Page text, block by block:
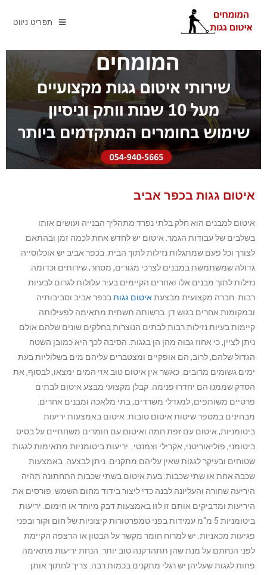
תפריט ניווט
איטום גגות בכפר אביב
איטום למבנים הוא חלק בלתי נפרד מתהליך הבנייה ועושים אותו
בשלבים של עבודות הגמר. איטום יש לחדש אחת לכמה זמן ובהתאם
לצורך וכל פעם שמתגלות נזילות לתוך הבית. בכפר אביב יש אוכלוסייה
גדולה שמשתמשת במבנים לצרכי מגורים, מסחר, שירותים וכדומה.
נזילות לתוך מבנים אלו ואחרים הקיימים בעיר עלולות לגרום לבעיות
רבות. חברה מקצועית מבצעת איטום גגות בכפר אביב וסביבותיה
ובמקומות אחרים בגוש דן. ברשותה תשתית מתאימה לפעילותה.
קיימות בעיות נזילות רבות לבתים הנוצרות בחלקים שונים שלהם אולם
ניתן לציין, כי אחוז גבוה מהן הן בגגות. הסיבה לכך היא כמובן השטח
הגדול שלהם, לרוב, הם אופקיים ומצטברים עליהם מים בשלוליות בעת
ימים גשומים מרובים. כאשר אין איטום טוב אזי המים ימצאו, לבסוף, את
הסדק שממנו הם יחדרו פנימה. קבלן מקצועי מבצע איטום לבתים
פרטיים משותפים, למגדלי משרדים, בתי מלאכה ומבנים אחרים.
מבחינים במספר שיטות איטום טובות: איטום באמצעות יריעות
ביטומניות, איטום עם זפת חמה ואיטום עם חומרים משחתיים על בסיס
ביטומני, פוליאוריטני, אקרילי וצמנטי. יריעות ביטומניות מתאימות לגגות
שטוחים ובעיקר לגגות שאין עליהם מתקנים. ניתן לבצעה באמצעות
שכבה אחת או שתי שכבות. בעת איטום בשתי שכבות התחתונה תהיה
היריעה שחורה והעליונה לבנה כדי ליצור בידוד מחום השמש. פורסים את
היריעות ומדביקים אותם זו לזו באמצעות דבק מיוחד או חימום. יריעות
ביטומניות 5 מ"מ עמידות בפני טמפרטורות קיצוניות של חום וקור ובפני
פגיעות מכאניות. יש למרוח חומר מקשר על הבטון או הרצפה הקיימת
לפני הנחתם על מנת שהן תתהדקנה טוב יותר. הנחת יריעות מתאימה
פחות לגגות שעליהן יש רגלי מתקנים בכמות רבה. צריך לחתוך אותן